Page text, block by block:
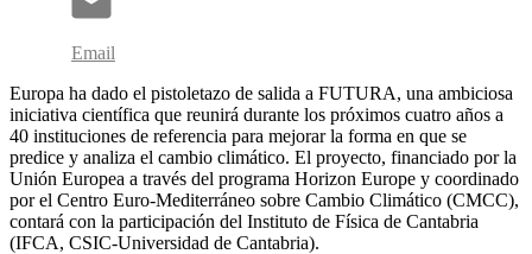
Email
Europa ha dado el pistoletazo de salida a FUTURA, una ambiciosa
iniciativa científica que reunirá durante los próximos cuatro años a
40 instituciones de referencia para mejorar la forma en que se
predice y analiza el cambio climático. El proyecto, financiado por la
Unión Europea a través del programa Horizon Europe y coordinado
por el Centro Euro-Mediterráneo sobre Cambio Climático (CMCC),
contará con la participación del Instituto de Física de Cantabria
(IFCA, CSIC-Universidad de Cantabria).